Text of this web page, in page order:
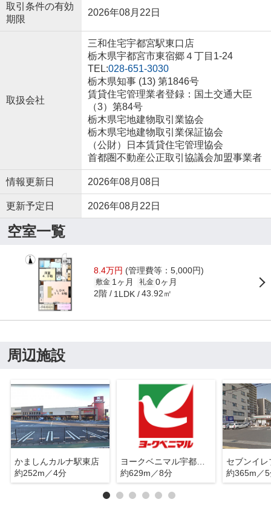
取引条件の有効
期限
2026年08月22日
取扱会社
三和住宅宇都宮駅東口店
栃木県宇都宮市東宿郷４丁目1-24
TEL:028-651-3030
栃木県知事 (13) 第1846号
賃貸住宅管理業者登録：国土交通大臣
（3）第84号
栃木県宅地建物取引業協会
栃木県宅地建物取引業保証協会
（公財）日本賃貸住宅管理協会
首都圏不動産公正取引協議会加盟事業者
情報更新日 2026年08月08日
更新予定日 2026年08月22日
空室一覧
8.4万円 (管理費等：5,000円)
敷金 1ヶ月 礼金 0ヶ月
2階 1LDK 43.92㎡
周辺施設
かましんカルナ駅東店
約252m／4分
ヨークベニマル宇都宮テラス店
約629m／8分
約365m／